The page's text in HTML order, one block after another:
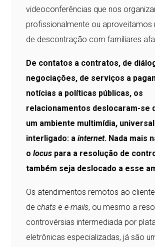
videoconferências que nos
profissionalmente ou aproveitamos
de descontração com familiares
De contatos a contratos, de
negociações, de serviços a
notícias a políticas públicas, os
relacionamentos deslocaram-se
um ambiente multimídia,
interligado: ainternet. Nada mais
olocus para a resolução de
também seja deslocado a esse
Os atendimentos remotos ao
dechats ee-mails, ou mesmo a
controvérsias intermediada por
eletrônicas especializadas, já são